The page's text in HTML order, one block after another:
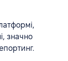
значно